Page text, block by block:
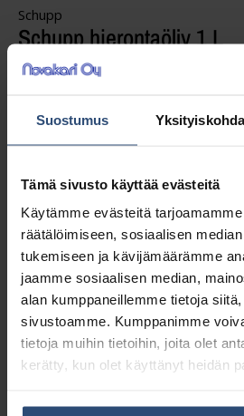
Suostumus
Tämä sivusto käyttää evästeitä
Käytämme evästeitä
räätälöimiseen, sosiaalisen
tukemiseen ja kävijämäärämme
jaamme sosiaalisen median,
alan kumppaneillemme tietoja
sivustoamme. Kumppanimme
tietoja muihin tietoihin, joita olet
kerätty, kun olet käyttänyt heidän
Schupp
Schupp hierontaöljy 1 L
hierontaominaisuudet.
20,74€ alv 0%
(26,03€ sis. alv 25.5%)
Täydessä laatikossa 6 pll (124,44
LISÄÄ
Yhteensä: 20,74 €
Tuotetunnus (SKU):3104